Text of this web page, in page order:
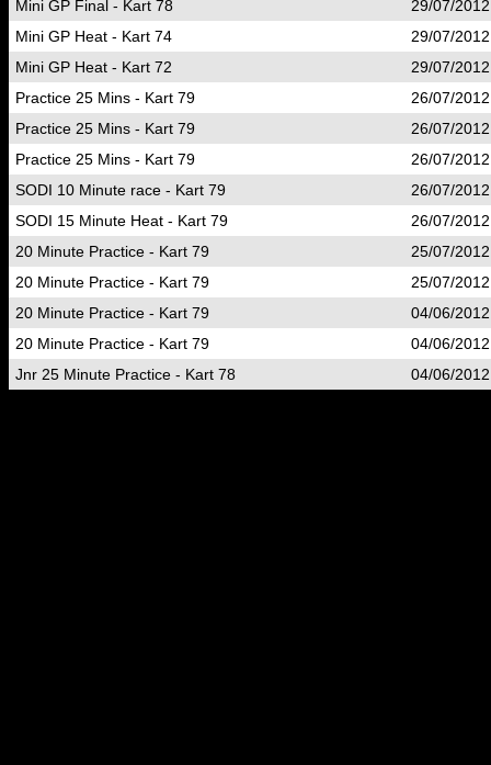
Mini GP Final - Kart 78
29/07/
Mini GP Heat - Kart 74
29/07/
Mini GP Heat - Kart 72
29/07/
Practice 25 Mins - Kart 79
26/07/
Practice 25 Mins - Kart 79
26/07/
Practice 25 Mins - Kart 79
26/07/
SODI 10 Minute race - Kart 79
26/07/
SODI 15 Minute Heat - Kart 79
26/07/
20 Minute Practice - Kart 79
25/07/
20 Minute Practice - Kart 79
25/07/
20 Minute Practice - Kart 79
04/06/
20 Minute Practice - Kart 79
04/06/
Jnr 25 Minute Practice - Kart 78
04/06/